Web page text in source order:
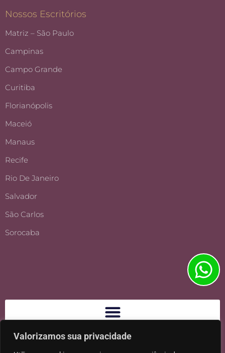
Valorizamos sua privacidade
Nossos Escritórios
Matriz – São Paulo
Campinas
Campo Grande
Curitiba
Florianópolis
Maceió
Manaus
Recife
Rio De Janeiro
Salvador
São Carlos
Sorocaba